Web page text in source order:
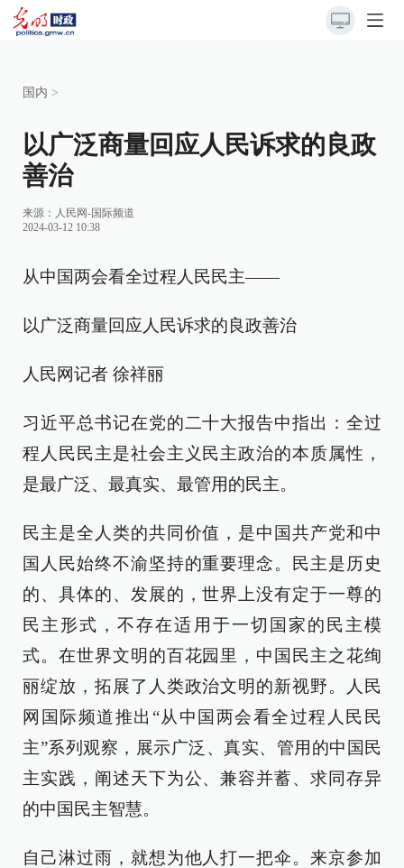
国内 >
以广泛商量回应人民诉求的良政
善治
来源： 人民网-国际频道
2024-03-12 10:38
从中国两会看全过程人民民主——
以广泛商量回应人民诉求的良政善治
人民网记者 徐祥丽
习近平总书记在党的二十大报告中指出：全过
程人民民主是社会主义民主政治的本质属性，
是最广泛、最真实、最管用的民主。
民主是全人类的共同价值，是中国共产党和中
国人民始终不渝坚持的重要理念。民主是历史
的、具体的、发展的，世界上没有定于一尊的
民主形式，不存在适用于一切国家的民主模
式。在世界文明的百花园里，中国民主之花绚
丽绽放，拓展了人类政治文明的新视野。人民
网国际频道推出“从中国两会看全过程人民民
主”系列观察，展示广泛、真实、管用的中国民
主实践，阐述天下为公、兼容并蓄、求同存异
的中国民主智慧。
自己淋过雨，就想为他人打一把伞。来京参加